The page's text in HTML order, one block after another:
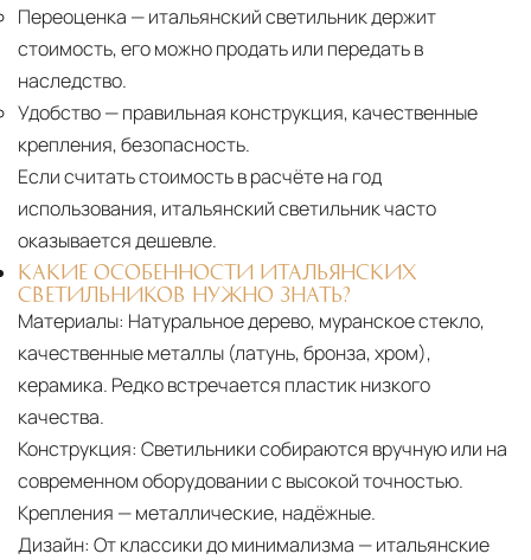
Переоценка — итальянский светильник держит
стоимость, его можно продать или передать в
наследство.
Удобство— правильная конструкция, качественные
крепления, безопасность.
Если считать стоимость в расчёте на год
использования, итальянский светильник часто
оказывается дешевле.
КАКИЕ ОСОБЕННОСТИ ИТАЛЬЯНСКИХ
СВЕТИЛЬНИКОВ НУЖНО ЗНАТЬ?
Материалы: Натуральное дерево, муранское стекло,
качественные металлы (латунь, бронза, хром),
керамика. Редко встречается пластик низкого
качества.
Конструкция: Светильники собираются вручную или на
современном оборудовании с высокой точностью.
Крепления — металлические, надёжные.
Дизайн: От классики до минимализма — итальянские